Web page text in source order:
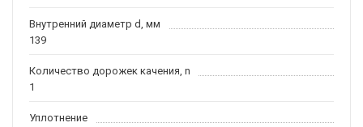
Внутренний диаметр d, мм
139
Количество дорожек качения, n
1
Уплотнение